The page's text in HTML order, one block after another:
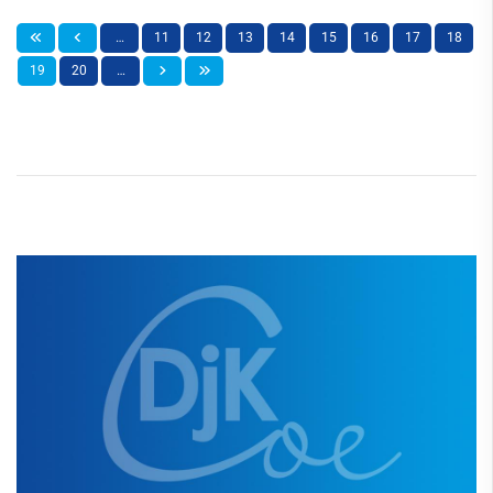
… 11 12 13 14 15 16 17 18
19 20 …